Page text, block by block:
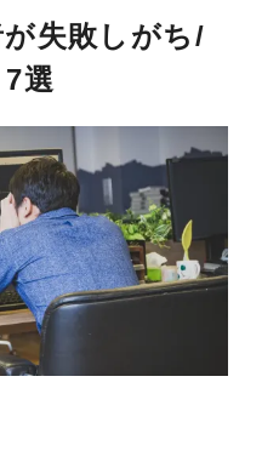
失敗しがち/
選